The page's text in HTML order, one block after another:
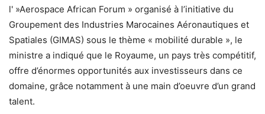
l' »Aerospace African Forum » organisé à l’initiative du
Groupement des Industries Marocaines Aéronautiques et
Spatiales (GIMAS) sous le thème « mobilité durable », le
ministre a indiqué que le Royaume, un pays très compétitif,
offre d’énormes opportunités aux investisseurs dans ce
domaine, grâce notamment à une main d’oeuvre d’un grand
talent.